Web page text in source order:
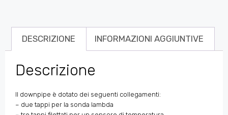
DESCRIZIONE INFORMAZIONI AGGIUNTIVE
Descrizione
Il downpipe è dotato dei seguenti collegamenti:
– due tappi per la sonda lambda